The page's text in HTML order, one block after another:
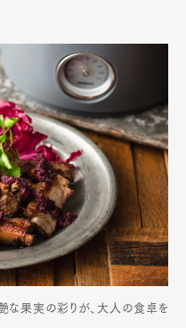
な果実の彩りが、大人の食卓を